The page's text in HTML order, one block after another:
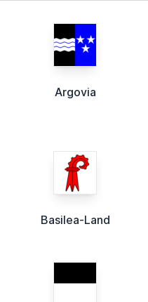
Argovia
Basilea-Land